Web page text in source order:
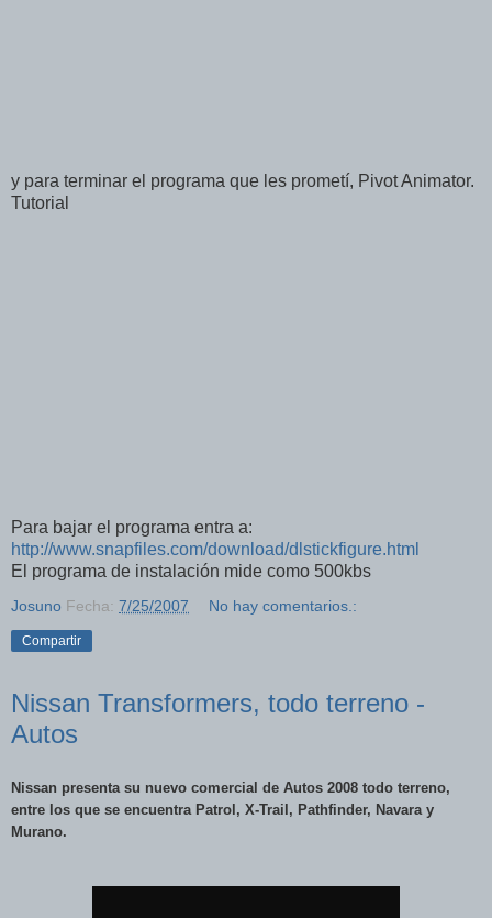
y para terminar el programa que les prometí, Pivot Animator.
Tutorial
Para bajar el programa entra a:
http://www.snapfiles.com/download/dlstickfigure.html
El programa de instalación mide como 500kbs
Josuno Fecha: 7/25/2007 No hay comentarios.:
Compartir
Nissan Transformers, todo terreno -
Autos
Nissan presenta su nuevo comercial de Autos 2008 todo terreno,
entre los que se encuentra Patrol, X-Trail, Pathfinder, Navara y
Murano.